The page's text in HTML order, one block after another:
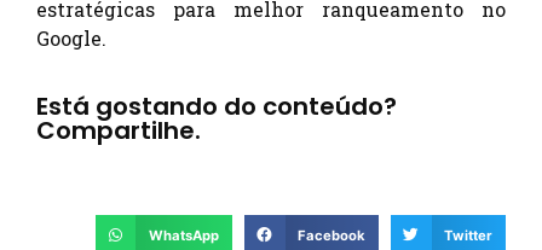
estratégicas para melhor ranqueamento no
Google.
Está gostando do conteúdo?
Compartilhe.
WhatsApp Facebook Twitter